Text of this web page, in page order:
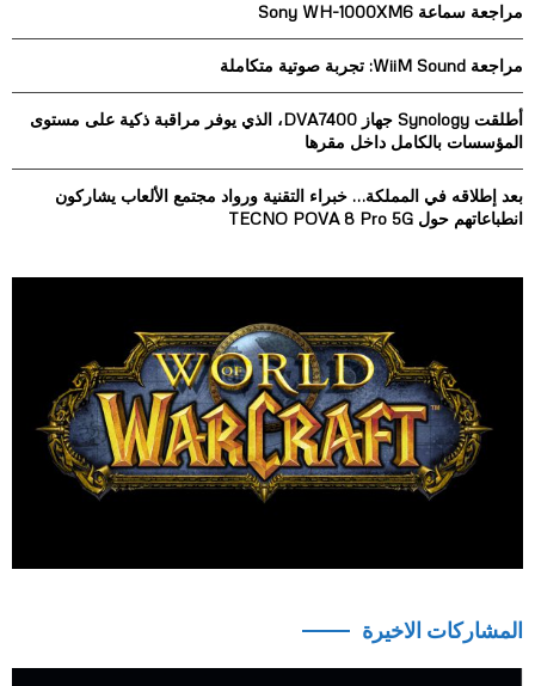
r
:
H
مراجعة سماعة Sony WH-1000XM6
مراجعة WiiM Sound: تجربة صوتية متكاملة
أطلقت Synology جهاز DVA7400، الذي يوفر مراقبة ذكية على مستوى
المؤسسات بالكامل داخل مقرها
بعد إطلاقه في المملكة… خبراء التقنية ورواد مجتمع الألعاب يشاركون
انطباعاتهم حول TECNO POVA 8 Pro 5G
المشاركات الاخيرة